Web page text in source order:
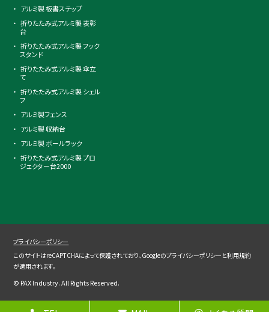
アルミ製 板書ステップ
折りたたみ式アルミ製 表彰
台
折りたたみ式アルミ製 フック
スタンド
折りたたみ式アルミ製 傘立
て
折りたたみ式アルミ製 シェル
フ
アルミ製フェンス
アルミ製 収納台
アルミ製 ボールラック
折りたたみ式アルミ製 プロ
ジェクター台2000
プライバシーポリシー
このサイトはreCAPTCHAによって保護されており、Googleのプライバシーポリシー と利用規約
が適用されます。
© PAX Industry. All Rights Reserved.